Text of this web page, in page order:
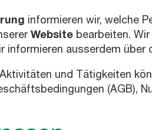
informieren wir, welche
Website bearbeiten.
informieren ausserdem
und Tätigkeiten
(AGB),